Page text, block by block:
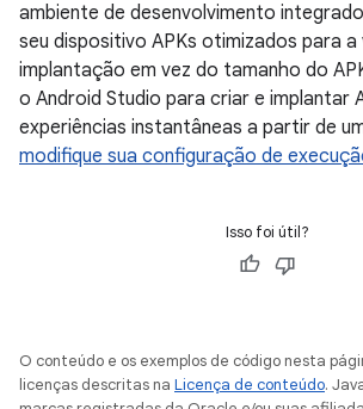
ambiente de desenvolvimento
seu dispositivo APKs otimizados para a
implantação em vez do tamanho do
o Android Studio para criar e implantar
experiências instantâneas a partir de
modifique sua configuração de
Isso foi útil?
O conteúdo e os exemplos de código nesta
licenças descritas na Licença de conteúdo.